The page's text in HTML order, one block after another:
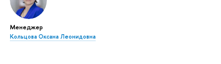
Менеджер
Кольцова Оксана Леонидовна